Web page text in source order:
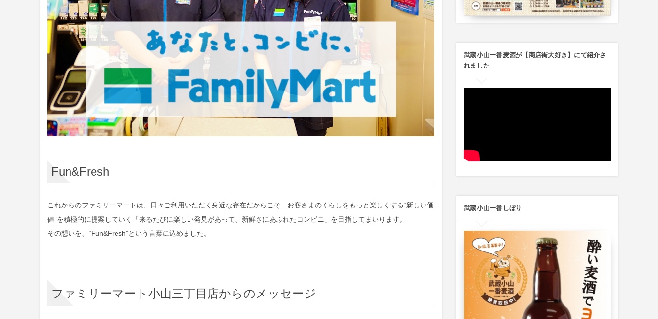
Fun&Fresh
これからのファミリーマートは、日々ご利用いただく身近な存在だからこそ、お客さまのくらしをもっと楽しくする“新しい価
値”を積極的に提案していく
「来るたびに楽しい発見があって、新鮮さにあふれたコンビニ」 を目指してまいります。
その想いを、“Fun&Fresh”という言葉に込めました。
ファミリーマート小山三丁目店からのメッセージ
武蔵小山一番麦酒が【商店街大好き】にて紹介さ
れました
武蔵小山一番しぼり